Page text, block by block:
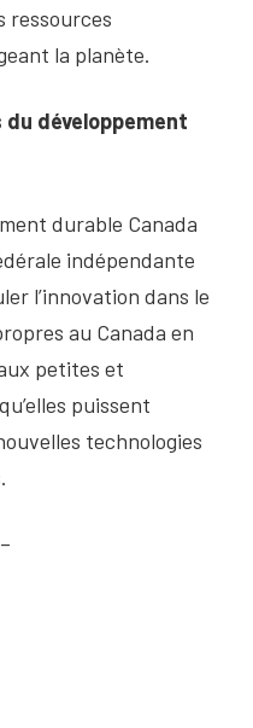
ressources
la planète.
développement
durable Canada
indépendante
l’innovation dans le
au Canada en
petites et
puissent
technologies